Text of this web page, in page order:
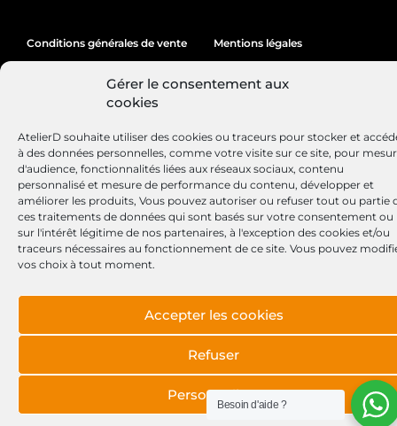
Gérer le consentement aux
cookies
AtelierD souhaite utiliser des cookies ou traceurs pour stocker et
à des données personnelles, comme votre visite sur ce site, pour
d'audience, fonctionnalités liées aux réseaux sociaux, contenu
personnalisé et mesure de performance du contenu, développer et
améliorer les produits, Vous pouvez autoriser ou refuser tout ou partie
ces traitements de données qui sont basés sur votre consentement ou
sur l'intérêt légitime de nos partenaires, à l'exception des cookies et/ou
traceurs nécessaires au fonctionnement de ce site. Vous pouvez
vos choix à tout moment.
Accepter les cookies
Refuser
Personnaliser
Conditions générales de vente Mentions légales
Site réalisé par Lézards Création
Besoin d'aide ?